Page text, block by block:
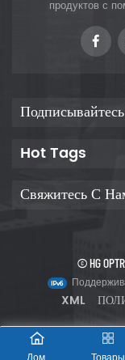
продуктов с
Hot Tags
Свяжитесь С
© HG
XML